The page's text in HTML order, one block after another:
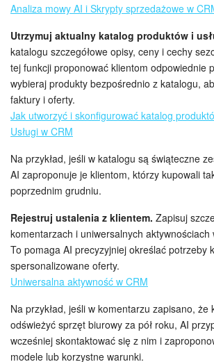
Analiza mowy AI i Skrypty sprzedażowe w
Utrzymuj aktualny katalog produktów i
katalogu szczegółowe opisy, ceny i cechy
tej funkcji proponować klientom odpowiednie
wybieraj produkty bezpośrednio z katalogu,
faktury i oferty.
Jak utworzyć i skonfigurować katalog
Usługi w CRM
Na przykład, jeśli w katalogu są świąteczne
AI zaproponuje je klientom, którzy kupowali
poprzednim grudniu.
Rejestruj ustalenia z klientem. Zapisuj
komentarzach i uniwersalnych
To pomaga AI precyzyjniej określać potrzeby
spersonalizowane oferty.
Uniwersalna aktywność w CRM
Na przykład, jeśli w komentarzu zapisano, że
odświeżyć sprzęt biurowy za pół roku, AI
wcześniej skontaktować się z nim i
modele lub korzystne warunki.